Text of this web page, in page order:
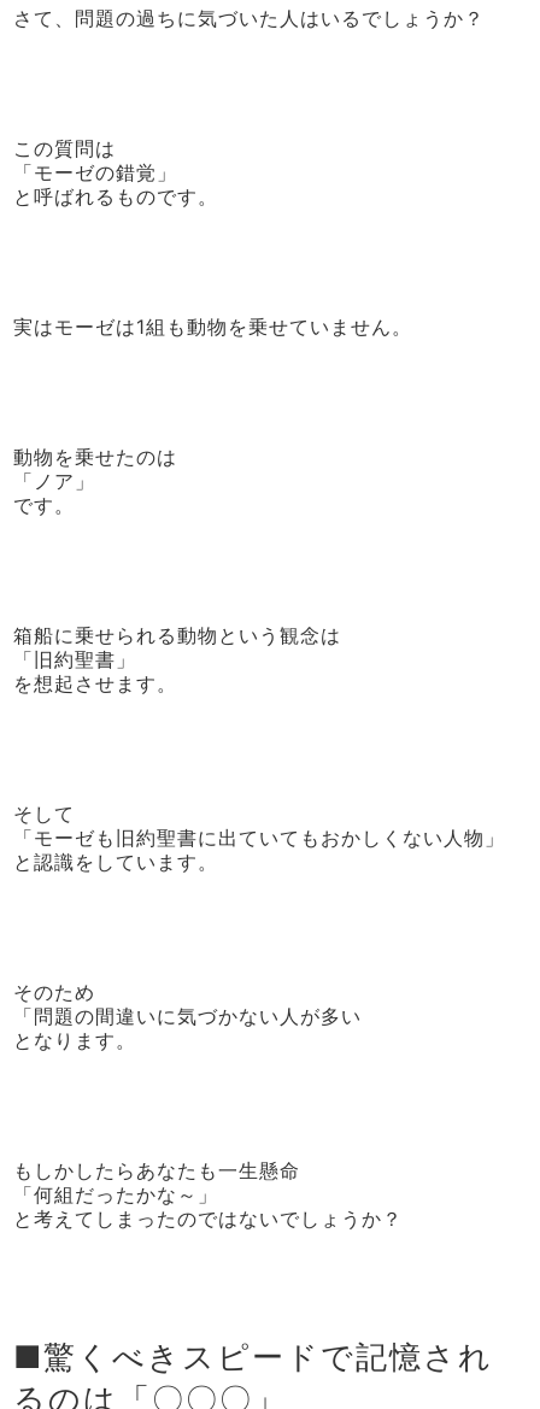
さて、問題の過ちに気づいた人はいるでしょうか？
この質問は
「モーゼの錯覚」
と呼ばれるものです。
実はモーゼは1組も動物を乗せていません。
動物を乗せたのは
「ノア」
です。
箱船に乗せられる動物という観念は
「旧約聖書」
を想起させます。
そして
「モーゼも旧約聖書に出ていてもおかしくない人物」
と認識をしています。
そのため
「問題の間違いに気づかない人が多い
となります。
もしかしたらあなたも一生懸命
「何組だったかな～」
と考えてしまったのではないでしょうか？
■驚くべきスピードで記憶され
るのは「〇〇〇」